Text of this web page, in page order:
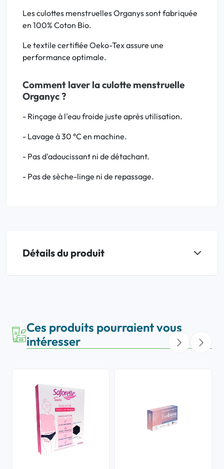
Les culottes menstruelles Organys sont fabriquée
en 100% Coton Bio.
Le textile certifiée Oeko-Tex assure une
performance optimale.
Comment laver la culotte menstruelle
Organyc ?
- Rinçage à l'eau froide juste après utilisation.
- Lavage à 30 °C en machine.
- Pas d'adoucissant ni de détachant.
- Pas de sèche-linge ni de repassage.
Détails du produit
Ces produits pourraient vous
intéresser